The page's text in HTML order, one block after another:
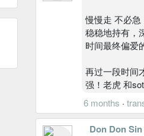
慢慢走 不必急
稳稳地持有，
时间最终偏爱
再过一段时间
强！老虎 和
6 months ·
Don Don Sin